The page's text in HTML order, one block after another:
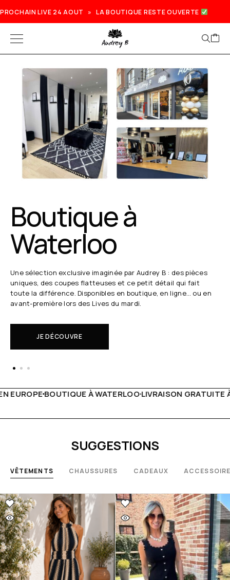
PROCHAIN LIVE 24 AOUT » LA BOUTIQUE RESTE OUVERTE
Boutique à
Waterloo
Une sélection exclusive imaginée par Audrey B : des pièces
uniques, des coupes flatteuses et ce petit détail qui fait
toute la différence. Disponibles en boutique, en ligne… ou en
avant-première lors des Lives du mardi.
JE DÉCOUVRE
LIVRAISON GRATUITE À PARTIR DE 150€LIVE
SUGGESTIONS
VÊTEMENTS CHAUSSURES CADEAUX